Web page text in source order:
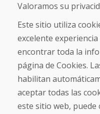
SK Oker, 08.01.2026
★★★ ★★
El artículo estaba
puntualmente; su
Valoramos su
Este sitio utiliza
excelente
encontrar toda la
página de Cookies.
habilitan
aceptar todas las
este sitio web, puede